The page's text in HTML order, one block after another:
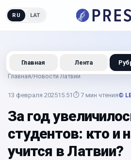
RU LAT
Главная/Новости Латвии
13 февраля 202515:51 ⏱ 7 мин чтения©
За год
студентов: кто и
учится в Латвии?
Главная Лента